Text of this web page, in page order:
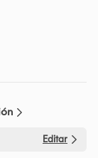
Editar